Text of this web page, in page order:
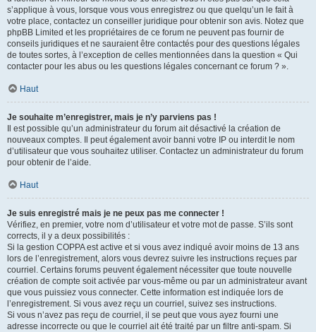
s’applique à vous, lorsque vous vous enregistrez ou que quelqu’un le fait à
votre place, contactez un conseiller juridique pour obtenir son avis. Notez que
phpBB Limited et les propriétaires de ce forum ne peuvent pas fournir de
conseils juridiques et ne sauraient être contactés pour des questions légales
de toutes sortes, à l’exception de celles mentionnées dans la question « Qui
contacter pour les abus ou les questions légales concernant ce forum ? ».
Haut
Je souhaite m’enregistrer, mais je n’y parviens pas !
Il est possible qu’un administrateur du forum ait désactivé la création de
nouveaux comptes. Il peut également avoir banni votre IP ou interdit le nom
d’utilisateur que vous souhaitez utiliser. Contactez un administrateur du forum
pour obtenir de l’aide.
Haut
Je suis enregistré mais je ne peux pas me connecter !
Vérifiez, en premier, votre nom d’utilisateur et votre mot de passe. S’ils sont
corrects, il y a deux possibilités :
Si la gestion COPPA est active et si vous avez indiqué avoir moins de 13 ans
lors de l’enregistrement, alors vous devrez suivre les instructions reçues par
courriel. Certains forums peuvent également nécessiter que toute nouvelle
création de compte soit activée par vous-même ou par un administrateur avant
que vous puissiez vous connecter. Cette information est indiquée lors de
l’enregistrement. Si vous avez reçu un courriel, suivez ses instructions.
Si vous n’avez pas reçu de courriel, il se peut que vous ayez fourni une
adresse incorrecte ou que le courriel ait été traité par un filtre anti-spam. Si